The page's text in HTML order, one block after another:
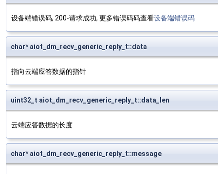
设备端错误码, 200-请求成功, 更多错误码码查看设备端错误码
char* aiot_dm_recv_generic_reply_t::data
指向云端应答数据的指针
uint32_t aiot_dm_recv_generic_reply_t::data_len
云端应答数据的长度
char* aiot_dm_recv_generic_reply_t::message